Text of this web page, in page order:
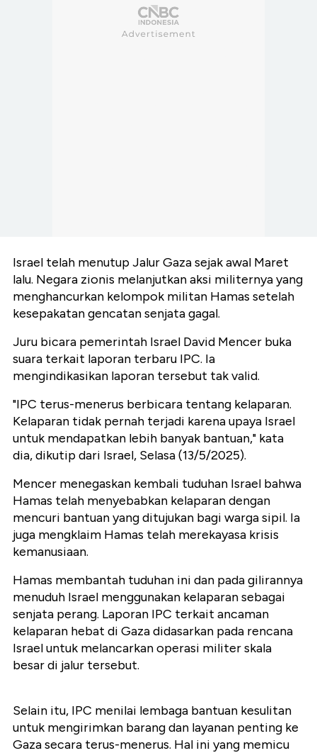
Israel telah menutup Jalur Gaza sejak awal Maret
lalu. Negara zionis melanjutkan aksi militernya yang
menghancurkan kelompok militan Hamas setelah
kesepakatan gencatan senjata gagal.
Juru bicara pemerintah Israel David Mencer buka
suara terkait laporan terbaru IPC. Ia
mengindikasikan laporan tersebut tak valid.
"IPC terus-menerus berbicara tentang kelaparan.
Kelaparan tidak pernah terjadi karena upaya Israel
untuk mendapatkan lebih banyak bantuan," kata
dia, dikutip dari Israel, Selasa (13/5/2025).
Mencer menegaskan kembali tuduhan Israel bahwa
Hamas telah menyebabkan kelaparan dengan
mencuri bantuan yang ditujukan bagi warga sipil. Ia
juga mengklaim Hamas telah merekayasa krisis
kemanusiaan.
Hamas membantah tuduhan ini dan pada gilirannya
menuduh Israel menggunakan kelaparan sebagai
senjata perang. Laporan IPC terkait ancaman
kelaparan hebat di Gaza didasarkan pada rencana
Israel untuk melancarkan operasi militer skala
besar di jalur tersebut.
Selain itu, IPC menilai lembaga bantuan kesulitan
untuk mengirimkan barang dan layanan penting ke
Gaza secara terus-menerus. Hal ini yang memicu